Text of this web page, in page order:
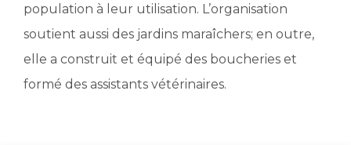
population à leur utilisation. L’organisation
soutient aussi des jardins maraîchers; en outre,
elle a construit et équipé des boucheries et
formé des assistants vétérinaires.